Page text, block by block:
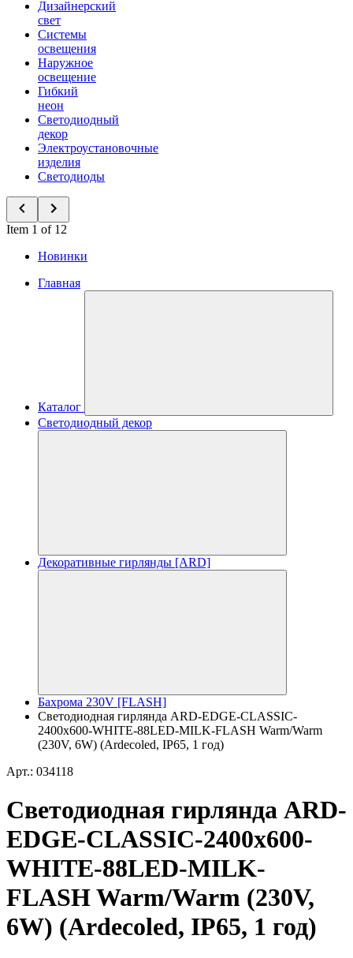
Дизайнерский
свет
Системы
освещения
Наружное
освещение
Гибкий
неон
Светодиодный
декор
Электроустановочные
изделия
Светодиоды
Item 1 of 12
Новинки
Главная
Каталог
Светодиодный декор
Декоративные гирлянды [ARD]
Бахрома 230V [FLASH]
Светодиодная гирлянда ARD-EDGE-CLASSIC-
2400x600-WHITE-88LED-MILK-FLASH Warm/Warm
(230V, 6W) (Ardecoled, IP65, 1 год)
Арт.: 034118
Светодиодная гирлянда ARD-
EDGE-CLASSIC-2400x600-
WHITE-88LED-MILK-
FLASH Warm/Warm (230V,
6W) (Ardecoled, IP65, 1 год)